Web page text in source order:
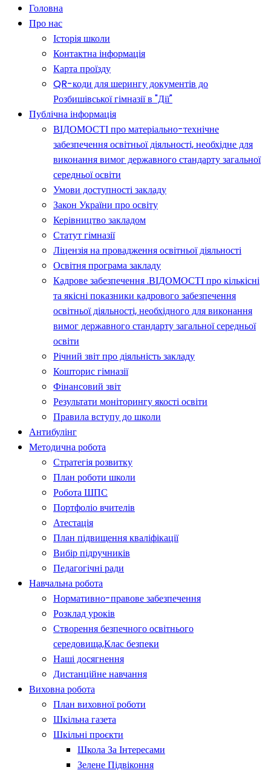
Головна
Про нас
Історія школи
Контактна інформація
Карта проїзду
QR-коди для шерингу документів до
Розбишівської гімназії в "Дії"
Публічна інформація
ВІДОМОСТІ про матеріально-технічне
забезпечення освітньої діяльності, необхідне для
виконання вимог державного стандарту загальної
середньої освіти
Умови доступності закладу
Закон України про освіту
Керівництво закладом
Статут гімназії
Ліцензія на провадження освітньої діяльності
Освітня програма закладу
Кадрове забезпечення .ВІДОМОСТІ про кількісні
та якісні показники кадрового забезпечення
освітньої діяльності, необхідного для виконання
вимог державного стандарту загальної середньої
освіти
Річний звіт про діяльність закладу
Кошторис гімназії
Фінансовий звіт
Результати моніторингу якості освіти
Правила вступу до школи
Антибулінг
Методична робота
Стратегія розвитку
План роботи школи
Робота ШПС
Портфоліо вчителів
Атестація
План підвищення кваліфікації
Вибір підручників
Педагогічні ради
Навчальна робота
Нормативно-правове забезпечення
Розклад уроків
Створення безпечного освітнього
середовища,Клас безпеки
Наші досягнення
Дистанційне навчання
Виховна робота
План виховної роботи
Шкільна газета
Шкільні проєкти
Школа За Інтересами
Зелене Підвіконня